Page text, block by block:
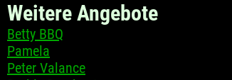
Weitere Angebote
Betty BBQ
Pamela
Peter Valance